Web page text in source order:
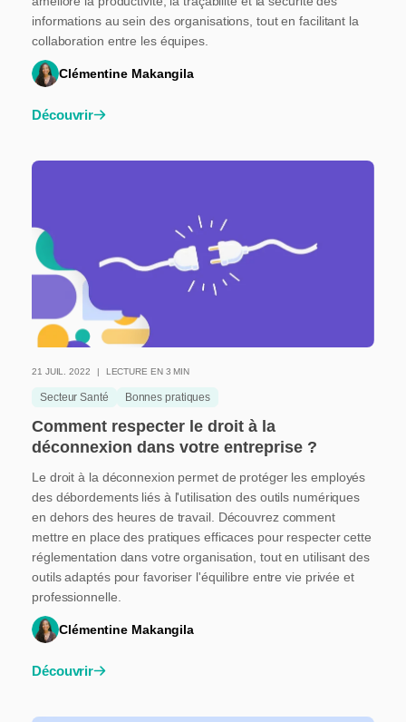
informations au sein des organisations, tout en facilitant la
collaboration entre les équipes.
Clémentine Makangila
Découvrir
21 JUIL. 2022 LECTURE EN 3 MIN
Secteur Santé Bonnes pratiques
Comment respecter le droit à la
déconnexion dans votre entreprise ?
Le droit à la déconnexion permet de protéger les employés
des débordements liés à l'utilisation des outils numériques
en dehors des heures de travail. Découvrez comment
mettre en place des pratiques efficaces pour respecter cette
réglementation dans votre organisation, tout en utilisant des
outils adaptés pour favoriser l'équilibre entre vie privée et
professionnelle.
Clémentine Makangila
Découvrir